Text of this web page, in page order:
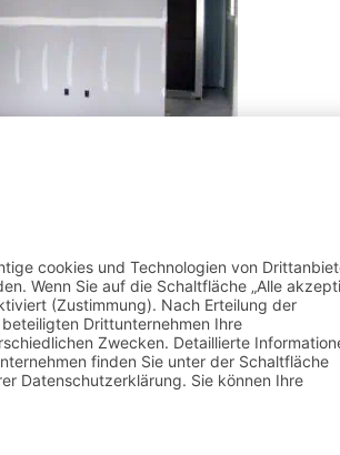
eine
zusätzliches
eigenes Bad oder ein
durch Aufstellen einer
zu schaffen, ist eine
billigere Option als ein
Trennwand besteht